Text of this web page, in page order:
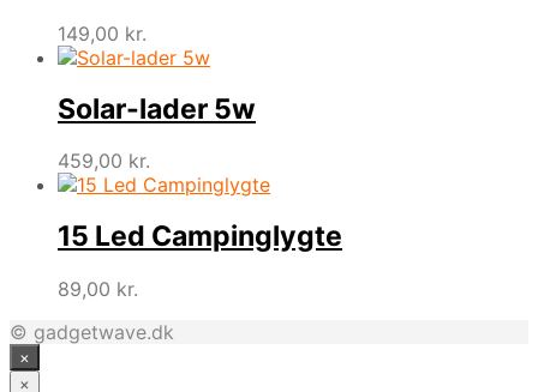
149,00 kr.
Solar-lader 5w
459,00 kr.
15 Led Campinglygte
89,00 kr.
© gadgetwave.dk
×
×